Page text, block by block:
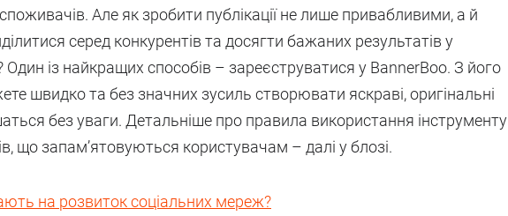
Але як зробити публікації не лише привабливими, а й
серед конкурентів та досягти бажаних результатів у
із найкращих способів – зареєструватися у BannerBoo. З його
швидко та без значних зусиль створювати яскраві, оригінальні
без уваги. Детальніше про правила використання інструменту
що запам’ятовуються користувачам – далі у блозі.
на розвиток соціальних мереж?